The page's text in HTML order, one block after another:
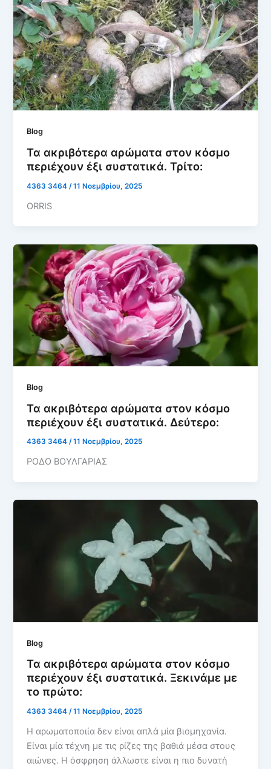
Blog
Τα ακριβότερα αρώματα στον κόσμο
περιέχουν έξι συστατικά. Τρίτο:
4363 3464 /11 Νοεμβρίου, 2025
ORRIS
Blog
Τα ακριβότερα αρώματα στον κόσμο
περιέχουν έξι συστατικά. Δεύτερο:
4363 3464/11 Νοεμβρίου, 2025
ΡΟΔΟ ΒΟΥΛΓΑΡΙΑΣ
Blog
Τα ακριβότερα αρώματα στον κόσμο
περιέχουν έξι συστατικά. Ξεκινάμε με
το πρώτο:
4363 3464/11 Νοεμβρίου, 2025
Η αρωματοποιία δεν είναι απλά μία βιομηχανία.
Είναι μία τέχνη με τις ρίζες της βαθιά μέσα στους
αιώνες. Η όσφρηση άλλωστε είναι η πιο δυνατή